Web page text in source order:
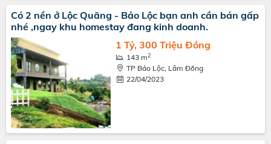
Có 2 nền ở Lộc Quãng - Bảo Lộc bạn anh cần bán gấp
nhé ,ngay khu homestay đang kinh doanh.
1 Tỷ, 300 Triệu Đồng
143 m2
TP Bảo Lộc, Lâm Đồng
22/04/2023